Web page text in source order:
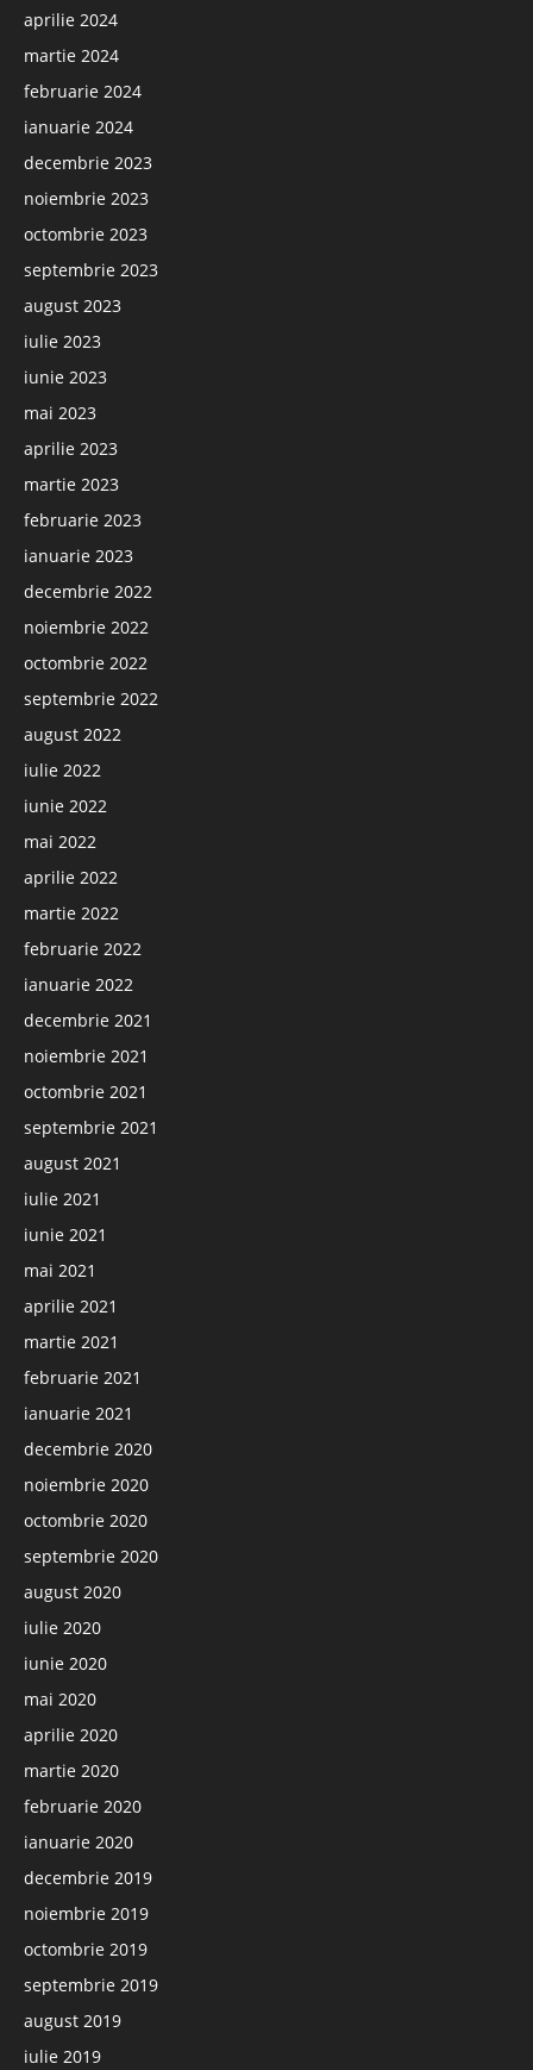
aprilie 2024
martie 2024
februarie 2024
ianuarie 2024
decembrie 2023
noiembrie 2023
octombrie 2023
septembrie 2023
august 2023
iulie 2023
iunie 2023
mai 2023
aprilie 2023
martie 2023
februarie 2023
ianuarie 2023
decembrie 2022
noiembrie 2022
octombrie 2022
septembrie 2022
august 2022
iulie 2022
iunie 2022
mai 2022
aprilie 2022
martie 2022
februarie 2022
ianuarie 2022
decembrie 2021
noiembrie 2021
octombrie 2021
septembrie 2021
august 2021
iulie 2021
iunie 2021
mai 2021
aprilie 2021
martie 2021
februarie 2021
ianuarie 2021
decembrie 2020
noiembrie 2020
octombrie 2020
septembrie 2020
august 2020
iulie 2020
iunie 2020
mai 2020
aprilie 2020
martie 2020
februarie 2020
ianuarie 2020
decembrie 2019
noiembrie 2019
octombrie 2019
septembrie 2019
august 2019
iulie 2019